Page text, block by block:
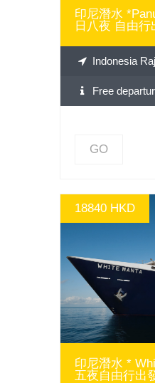
印尼潛水
日八夜 自由
Indonesia
Free
GO
18840 HKD
印尼潛水 *
五夜自由行出